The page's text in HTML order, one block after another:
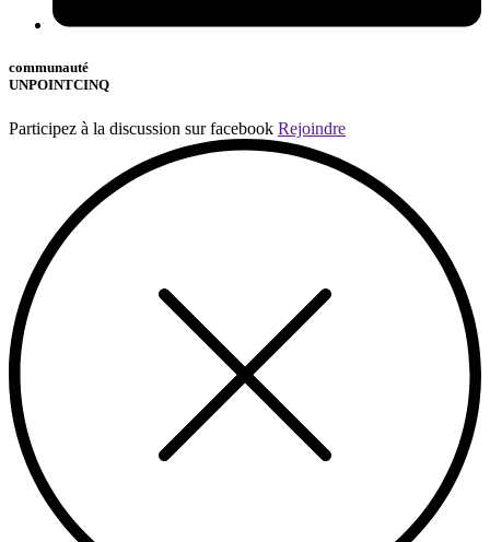
communauté
UNPOINTCINQ
Participez à la discussion sur facebook Rejoindre